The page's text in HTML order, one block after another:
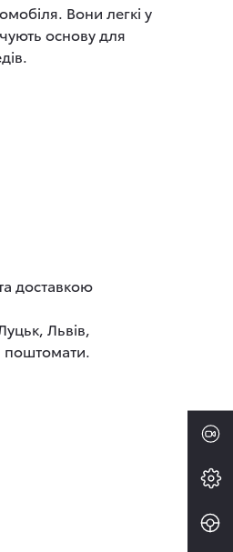
Вони легкі у
основу для
доставкою
Львів,
поштомати.